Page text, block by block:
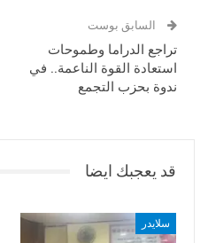
السابق بوست
تراجع الدراما وطموحات
استعادة القوة الناعمة.. في
ندوة بحزب التجمع
قد يعجبك ايضا
سلايدر